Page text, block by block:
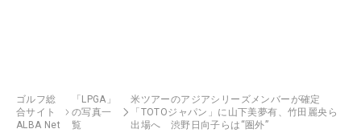
ゴルフ総
合サイト
ALBA Net
「LPGA」
の写真一
覧
米ツアーのアジアシリーズメンバーが確定
「TOTOジャパン」に山下美夢有、竹田麗央ら
出場へ 渋野日向子らは“圏外”